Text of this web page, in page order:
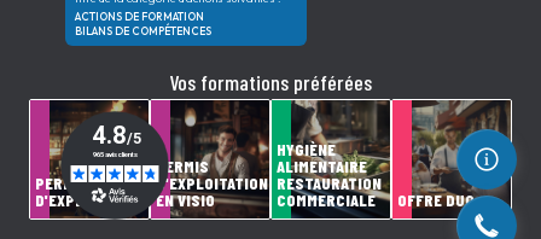
ACTIONS DE FORMATION
BILANS DE COMPÉTENCES
Vos formations préférées
PERMIS
D'EXPLOITATION
PERMIS
D'EXPLOITATION
EN VISIO
HYGIÈNE
ALIMENTAIRE
RESTAURATION
COMMERCIALE
OFFRE DUO